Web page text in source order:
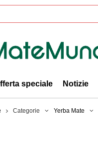
speciale Notizie
Categorie Yerba Mate